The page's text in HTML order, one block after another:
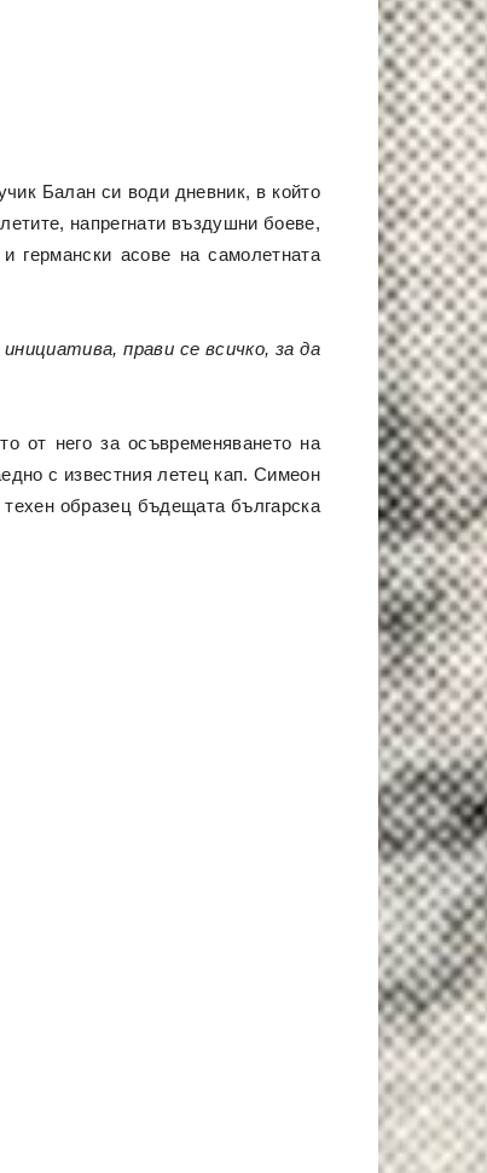
Балан си води дневник, в който
напрегнати въздушни боеве,
германски асове на самолетната
прави се всичко, за да
от него за осъвременяването на
с известния летец кап. Симеон
образец бъдещата българска